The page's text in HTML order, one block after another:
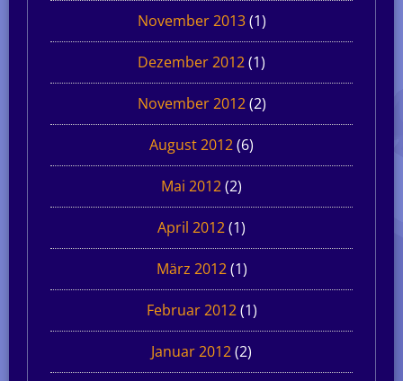
November 2013(1)
Dezember 2012(1)
November 2012(2)
August 2012(6)
Mai 2012(2)
April 2012(1)
März 2012(1)
Februar 2012(1)
Januar 2012(2)